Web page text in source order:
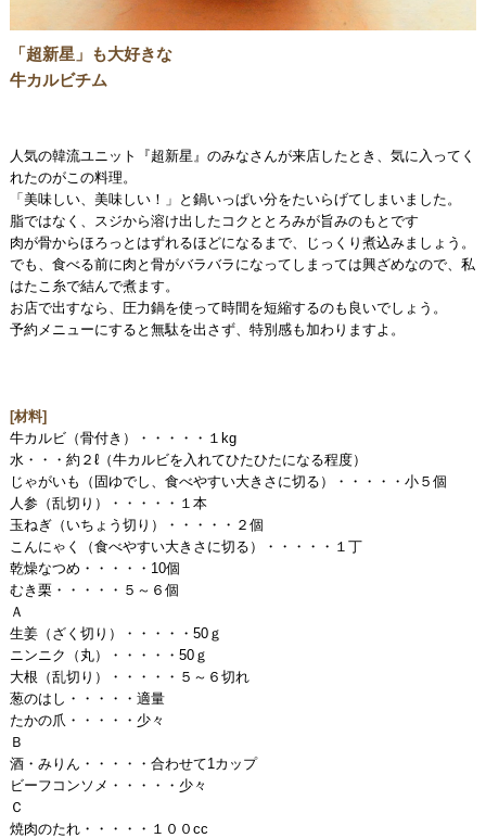
「超新星」も大好きな
牛カルビチム
人気の韓流ユニット『超新星』のみなさんが来店したとき、気に入ってく
れたのがこの料理。
「美味しい、美味しい！」と鍋いっぱい分をたいらげてしまいました。
脂ではなく、スジから溶け出したコクととろみが旨みのもとです
肉が骨からほろっとはずれるほどになるまで、じっくり煮込みましょう。
でも、食べる前に肉と骨がバラバラになってしまっては興ざめなので、私
はたこ糸で結んで煮ます。
お店で出すなら、圧力鍋を使って時間を短縮するのも良いでしょう。
予約メニューにすると無駄を出さず、特別感も加わりますよ。
[材料]
牛カルビ（骨付き）・・・・・１kg
水・・・約２ℓ（牛カルビを入れてひたひたになる程度）
じゃがいも（固ゆでし、食べやすい大きさに切る）・・・・・小５個
人参（乱切り）・・・・・１本
玉ねぎ（いちょう切り）・・・・・２個
こんにゃく（食べやすい大きさに切る）・・・・・１丁
乾燥なつめ・・・・・10個
むき栗・・・・・５～６個
Ａ
生姜（ざく切り）・・・・・50ｇ
ニンニク（丸）・・・・・50ｇ
大根（乱切り）・・・・・５～６切れ
葱のはし・・・・・適量
たかの爪・・・・・少々
Ｂ
酒・みりん・・・・・合わせて1カップ
ビーフコンソメ・・・・・少々
Ｃ
焼肉のたれ・・・・・１００cc